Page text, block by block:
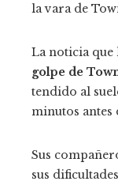
la vara de
La noticia que
golpe de
tendido al
minutos antes
Sus
sus